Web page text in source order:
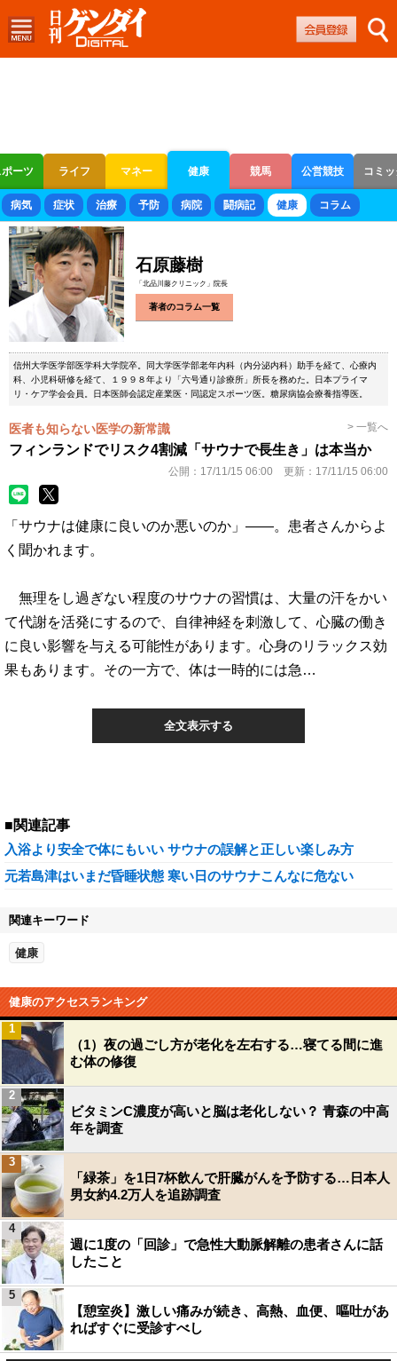
ーツ ライフ マネー 健康 競馬 公営競技 コミ
ボートレース 競輪 オートレース
病気 症状 治療 予防 病院 闘病記 健康 コラム
石原藤樹
「北品川藤クリニック」院長
著者のコラム一覧
信州大学医学部医学科大学院卒。同大学医学部老年内科（内分泌内科）助手を経て、心療内
科、小児科研修を経て、１９９８年より「六号通り診療所」所長を務めた。日本プライマ
リ・ケア学会会員。日本医師会認定産業医・同認定スポーツ医。糖尿病協会療養指導医。
医者も知らない医学の新常識 > 一覧へ
フィンランドでリスク4割減「サウナで長生き」は本当か
公開： 17/11/15 06:00 更新： 17/11/15 06:00
「サウナは健康に良いのか悪いのか」――。患者さんからよ
く聞かれます。
無理をし過ぎない程度のサウナの習慣は、大量の汗をかい
て代謝を活発にするので、自律神経を刺激して、心臓の働き
に良い影響を与える可能性があります。心身のリラックス効
果もあります。その一方で、体は一時的には急…
全文表示する
■関連記事
入浴より安全で体にもいい サウナの誤解と正しい楽しみ方
元若島津はいまだ昏睡状態 寒い日のサウナこんなに危ない
関連キーワード
健康
健康のアクセスランキング
（1）夜の過ごし方が老化を左右する…寝てる間に進
む体の修復
1
ビタミンC濃度が高いと脳は老化しない？ 青森の中高
年を調査
2
「緑茶」を1日7杯飲んで肝臓がんを予防する…日本人
男女約4.2万人を追跡調査
3
週に1度の「回診」で急性大動脈解離の患者さんに話
したこと
4
【憩室炎】激しい痛みが続き、高熱、血便、嘔吐があ
ればすぐに受診すべし
5